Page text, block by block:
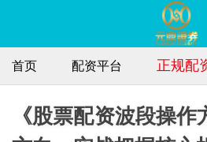
首页 配资平台 正规配
《股票配资波段操